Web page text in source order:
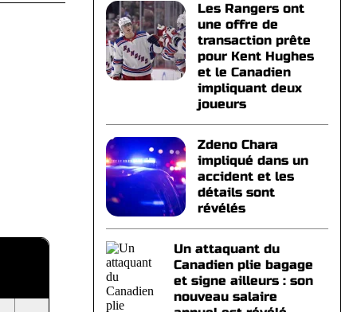
Les Rangers ont
une offre de
transaction prête
pour Kent Hughes
et le Canadien
impliquant deux
joueurs
Zdeno Chara
impliqué dans un
accident et les
détails sont
révélés
Un attaquant du
Canadien plie bagage
et signe ailleurs : son
nouveau salaire